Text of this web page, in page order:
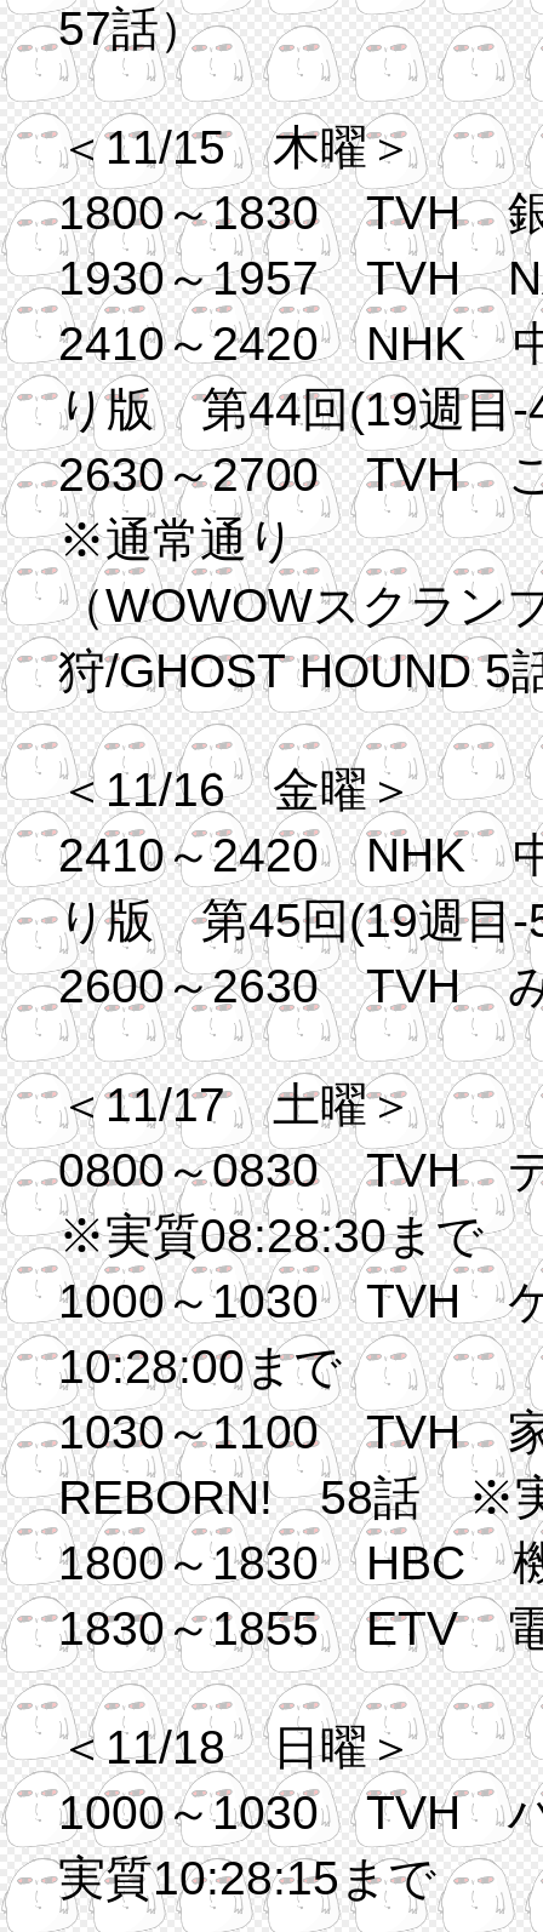
57話）
＜11/15 木曜＞
1800～1830 TVH
1930～1957 TVH
2410～2420 NHK
り版 第44回(19週目-
2630～2700 TVH
※通常通り
（WOWOWスクラ
狩/GHOST HOUND 5
＜11/16 金曜＞
2410～2420 NHK
り版 第45回(19週目-
2600～2630 TVH
＜11/17 土曜＞
0800～0830 TVH
※実質08:28:30まで
1000～1030 TVH
10:28:00まで
1030～1100 TVH
REBORN! 58話 ※
1800～1830 HBC
1830～1855 ETV
＜11/18 日曜＞
1000～1030 TVH
実質10:28:15まで